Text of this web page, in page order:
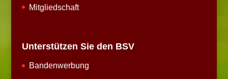
Mitgliedschaft
Unterstützen Sie den BSV
Bandenwerbung